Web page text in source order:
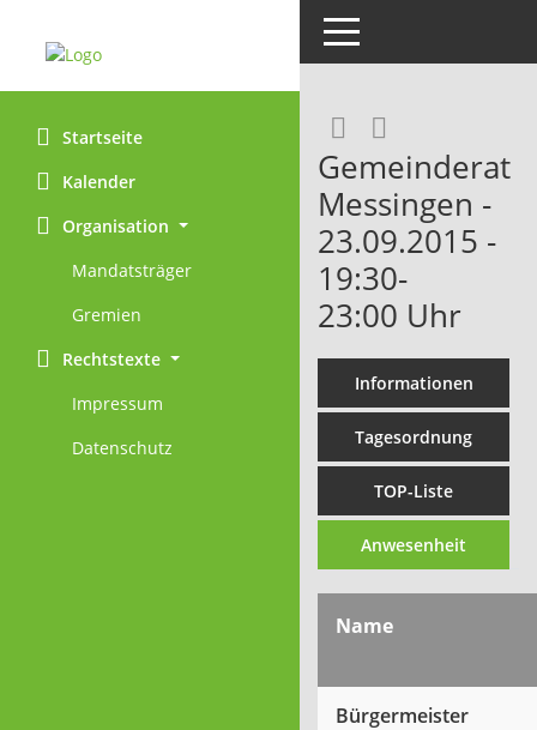
Startseite
Kalender
Organisation
Mandatsträger
Gremien
Rechtstexte
Impressum
Datenschutz
Toggle navigation
Gemeinderat
Messingen -
23.09.2015 -
19:30-
23:00 Uhr
Informationen
Tagesordnung
TOP-Liste
Anwesenheit
Name
Bürgermeister